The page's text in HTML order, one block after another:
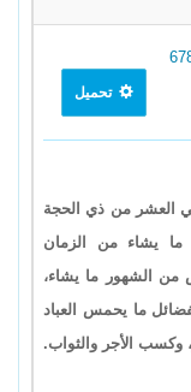
تحميل
العشر من ذي الحجة
ما يشاء من الزمان
من الشهور ما يشاء،
ما يحمس العباد
وكسب الأجر والثواب.